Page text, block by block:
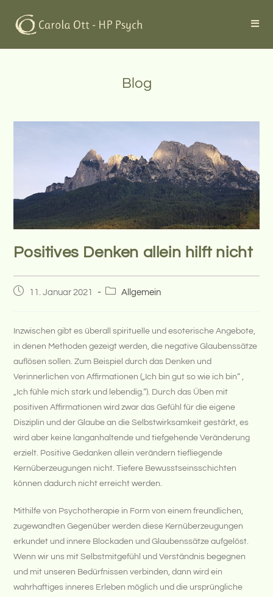
Inhalt
springen
Blog
Positives Denken allein hilft nicht
Beitrag11. Januar 2021
Beitrags-
Allgemein
Inzwischen gibt es überall spirituelle und esoterische Angebote,
in denen Methoden gezeigt werden, die negative Glaubenssätze
auflösen sollen. Zum Beispiel durch das Denken und
Verinnerlichen von Affirmationen („Ich bin gut so wie ich bin“ ,
„Ich fühle mich stark und lebendig.“). Durch das Üben mit
positiven Affirmationen wird zwar das Gefühl für die eigene
Disziplin und der Glaube an die Selbstwirksamkeit gestärkt, es
wird aber keine langanhaltende und tiefgehende Veränderung
erzielt. Positive Gedanken allein verändern tiefliegende
Kernüberzeugungen nicht. Tiefere Bewusstseinsschichten
können dadurch nicht erreicht werden.
Mithilfe von Psychotherapie in Form von einem freundlichen,
zugewandten Gegenüber werden diese Kernüberzeugungen
erkundet und innere Blockaden und Glaubenssätze aufgelöst.
Wenn wir uns mit Selbstmitgefühl und Verständnis begegnen
und mit unseren Bedürfnissen verbinden, dann wird ein
wahrhaftiges inneres Erleben möglich und die ursprüngliche